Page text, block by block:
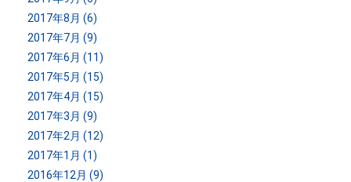
2017年8月 (6)
2017年7月 (9)
2017年6月 (11)
2017年5月 (15)
2017年4月 (15)
2017年3月 (9)
2017年2月 (12)
2017年1月 (1)
2016年12月 (9)